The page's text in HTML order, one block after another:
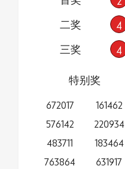
二奖 4
三奖 4
特别奖
672017
576142
483711
763864
161462
220934
183464
631917